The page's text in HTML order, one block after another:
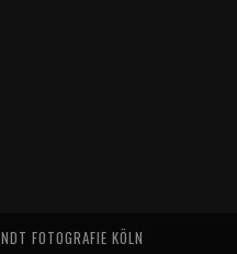
FOTOGRAFIE KÖLN